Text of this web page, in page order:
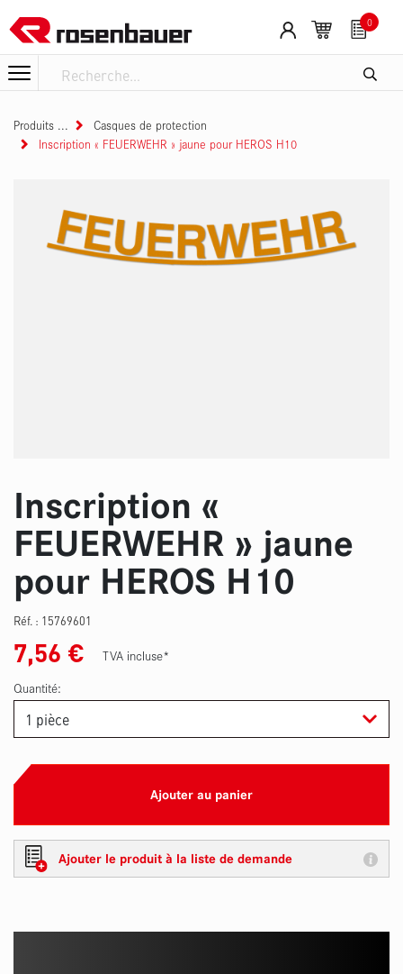
0
Produits
Casques de protection
Inscription « FEUERWEHR » jaune pour HEROS H10
Inscription «
FEUERWEHR » jaune
pour HEROS H10
Réf. : 15769601
7,56 €
TVA incluse*
Quantité:
Ajouter au panier
Ajouter le produit à la liste de demande